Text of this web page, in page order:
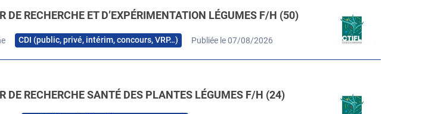
DE RECHERCHE ET D’EXPÉRIMENTATION LÉGUMES F/H (50)
CDI (public, privé, intérim, concours, VRP…) Publiée le 07/08/2026
DE RECHERCHE SANTÉ DES PLANTES LÉGUMES F/H (24)